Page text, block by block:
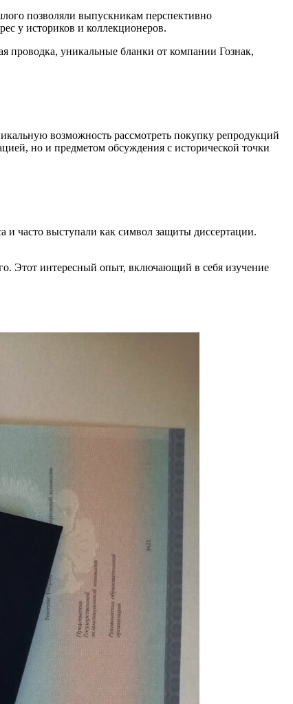
позволяли выпускникам перспективно
у историков и коллекционеров.
проводка, уникальные бланки от компании Гознак,
возможность рассмотреть покупку репродукций
но и предметом обсуждения с исторической точки
часто выступали как символ защиты диссертации.
Этот интересный опыт, включающий в себя изучение